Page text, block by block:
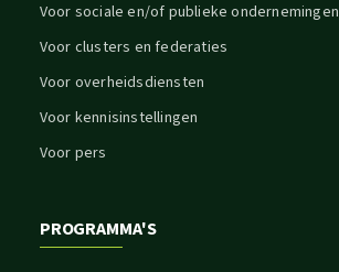
Voor sociale en/of publieke ondernemingen
Voor clusters en federaties
Voor overheidsdiensten
Voor kennisinstellingen
Voor pers
PROGRAMMA'S